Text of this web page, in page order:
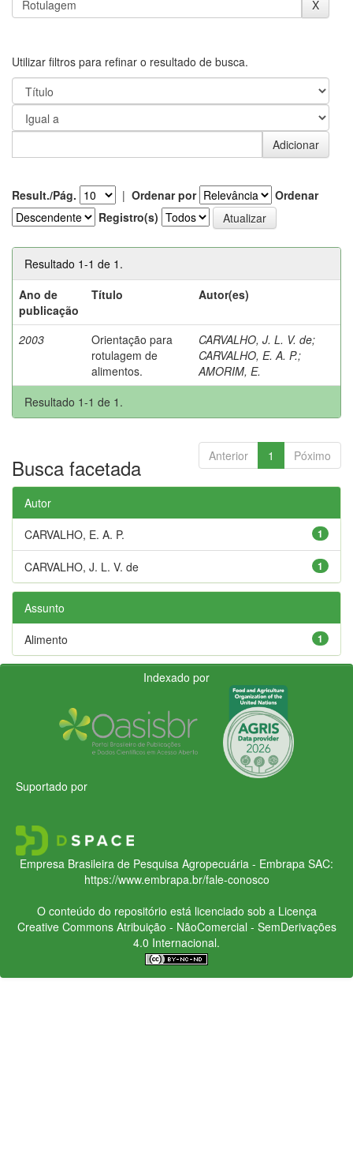
Utilizar filtros para refinar o resultado de busca.
Result./Pág. | Ordenar por
Ordenar
Registro(s)
Resultado 1-1 de 1.
Ano de
publicação
Título Autor(es)
2003
Orientação para
rotulagem de
alimentos.
CARVALHO, J. L. V. de;
CARVALHO, E. A. P.;
AMORIM, E.
Resultado 1-1 de 1.
Anterior 1 Póximo
Busca facetada
Autor
1
CARVALHO, E. A. P.
1
CARVALHO, J. L. V. de
Assunto
1
Alimento
Indexado por
Suportado por
Empresa Brasileira de Pesquisa Agropecuária - Embrapa SAC:
https://www.embrapa.br/fale-conosco
O conteúdo do repositório está licenciado sob a Licença
Creative CommonsAtribuição - NãoComercial - SemDerivações
4.0 Internacional.